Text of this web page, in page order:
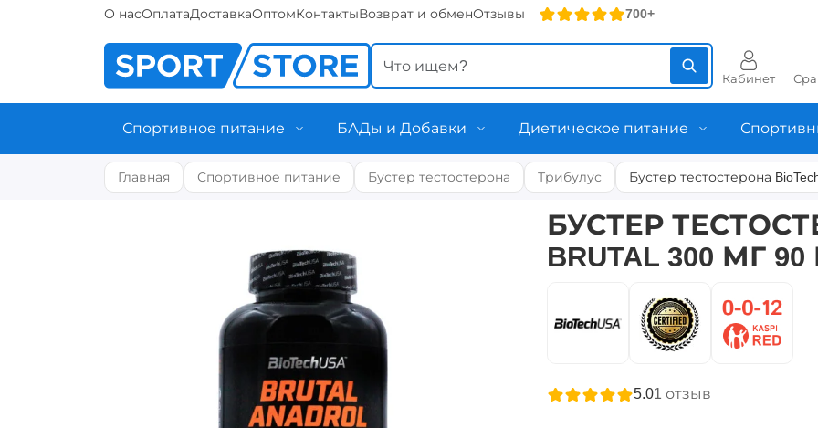
О насОплатаДоставкаОптомКонтактыВозврат и обменОтзывы 700+
Кабинет
Спортивное питание БАДы и Добавки Диетическое питание
Главная Спортивное питание Бустер тестостерона Трибулус Бустер тестостерона
БУСТЕР
BRUTAL 300 МГ
5.01 отзыв